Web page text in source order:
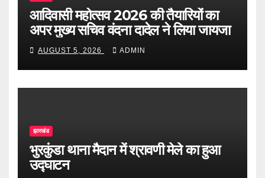
आदिवासी महोत्सव 2026 की तैयारियों का
अपर मुख्य सचिव वंदना दादेल ने लिया जायजा
AUGUST 5, 2026 ADMIN
झारखंड
भुरकुंडा थाना मैदान में श्रावणी मेले का हुआ
उद्घाटन